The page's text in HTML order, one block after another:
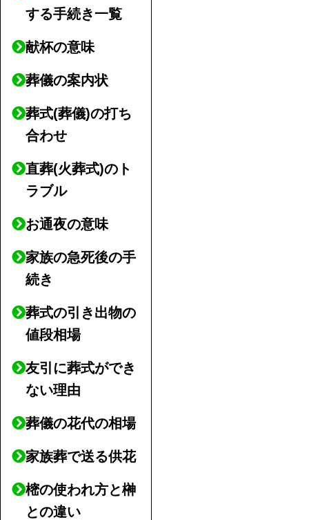
する手続き一覧
献杯の意味
葬儀の案内状
葬式(葬儀)の打ち
合わせ
直葬(火葬式)のト
ラブル
お通夜の意味
家族の急死後の手
続き
葬式の引き出物の
値段相場
友引に葬式ができ
ない理由
葬儀の花代の相場
家族葬で送る供花
樒の使われ方と榊
との違い